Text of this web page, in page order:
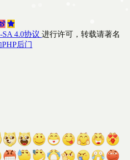
4.0协议 进行许可，转载请著名
后门